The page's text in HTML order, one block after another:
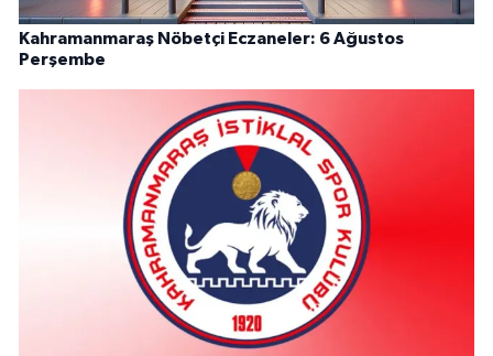
Kahramanmaraş Nöbetçi Eczaneler: 6 Ağustos
Perşembe